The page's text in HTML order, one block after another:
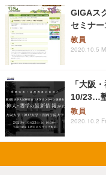
GIGAス
セミナ
教員
2020.10.5
「大阪
10/23…
教員
2020.10.2